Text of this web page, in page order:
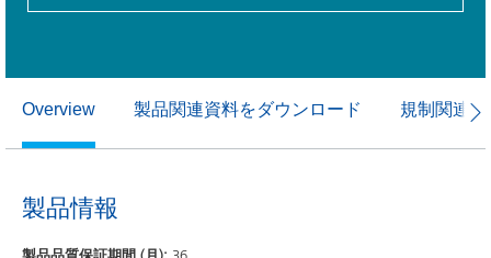
Overview 製品関連資料をダウンロード 規制関連
製品情報